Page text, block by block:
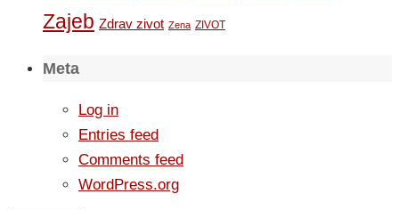
Zajeb Zdrav zivot Zena ZIVOT
Meta
Log in
Entries feed
Comments feed
WordPress.org